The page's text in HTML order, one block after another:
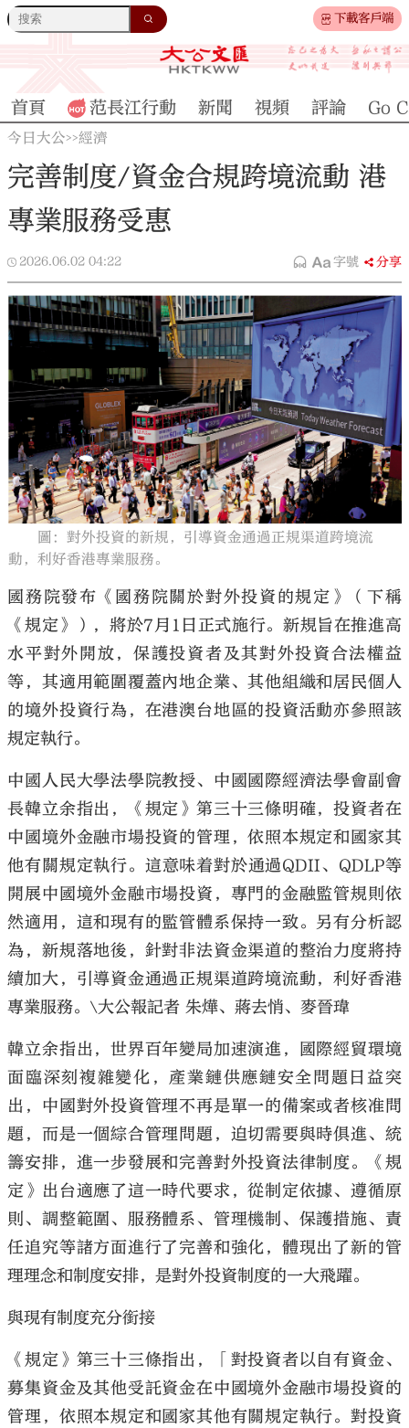
下載客戶端
大公文匯
首頁 范長江行動 新聞 視頻 評論 Go
今日大公>>經濟
完善制度/資金合規跨境流動 港
專業服務受惠
2026.06.02 04:22 字號 分享
圖：對外投資的新規，引導資金通過正規渠道跨境流
動，利好香港專業服務。
國務院發布《國務院關於對外投資的規定》（下稱
《規定》），將於7月1日正式施行。新規旨在推進高
水平對外開放，保護投資者及其對外投資合法權益
等，其適用範圍覆蓋內地企業、其他組織和居民個人
的境外投資行為，在港澳台地區的投資活動亦參照該
規定執行。
中國人民大學法學院教授、中國國際經濟法學會副會
長韓立余指出，《規定》第三十三條明確，投資者在
中國境外金融市場投資的管理，依照本規定和國家其
他有關規定執行。這意味着對於通過QDII、QDLP等
開展中國境外金融市場投資，專門的金融監管規則依
然適用，這和現有的監管體系保持一致。另有分析認
為，新規落地後，針對非法資金渠道的整治力度將持
續加大，引導資金通過正規渠道跨境流動，利好香港
專業服務。\大公報記者 朱燁、蔣去悄、麥晉瑋
韓立余指出，世界百年變局加速演進，國際經貿環境
面臨深刻複雜變化，產業鏈供應鏈安全問題日益突
出，中國對外投資管理不再是單一的備案或者核准問
題，而是一個綜合管理問題，迫切需要與時俱進、統
籌安排，進一步發展和完善對外投資法律制度。《規
定》出台適應了這一時代要求，從制定依據、遵循原
則、調整範圍、服務體系、管理機制、保護措施、責
任追究等諸方面進行了完善和強化，體現出了新的管
理理念和制度安排，是對外投資制度的一大飛躍。
與現有制度充分銜接
《規定》第三十三條指出，「對投資者以自有資金、
募集資金及其他受託資金在中國境外金融市場投資的
管理，依照本規定和國家其他有關規定執行。對投資